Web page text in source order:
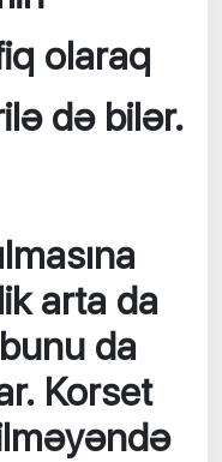
olaraq
də bilər.
arta da
da
Korset